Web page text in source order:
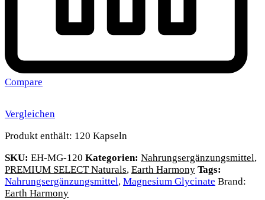
Compare
Vergleichen
Produkt enthält: 120 Kapseln
SKU: EH-MG-120 Kategorien: Nahrungsergänzungsmittel,
PREMIUM SELECT Naturals, Earth Harmony Tags:
Nahrungsergänzungsmittel, Magnesium Glycinate Brand:
Earth Harmony